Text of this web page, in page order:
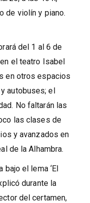
de violín y piano.
del 1 al 6 de
el teatro Isabel
en otros espacios
autobuses; el
No faltarán las
las clases de
y avanzados en
de la Alhambra.
bajo el lema ‘El
durante la
del certamen,